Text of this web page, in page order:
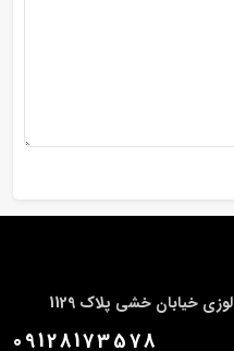
خیابان خشی پلاک 1129
09128173578